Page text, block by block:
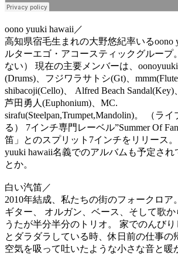
oono yuuki hawaii／
高知県宿毛生まれの大野悠紀率いるoono
ルターエゴ・アコースティックグループ
ない） 現在の主要メンバーは、
(Drums)、フジワラサトシ(Gt)、
shibacoji(Cello)、 Alfred Beach Sandal(Key)
芦田勇人(Euphonium)、MC.
sirafu(Steelpan,Trumpet,Mandolin)。 （ラ
る） 7インチ専門レーベル”Summer Of
笛」とのスプリット7インチをリリース
yuuki hawaii名義でのアルバムも予定さ
とか。
白い汽笛／
2010年結成、私たちの街のフォークロア
ギター、 オルガン、ベース、そして歌か
うたが半分半分のトリオ。 家でのんび
とダラダラしている時、休日前の仕事の
空気を吸って吐いたような小さな音と暖